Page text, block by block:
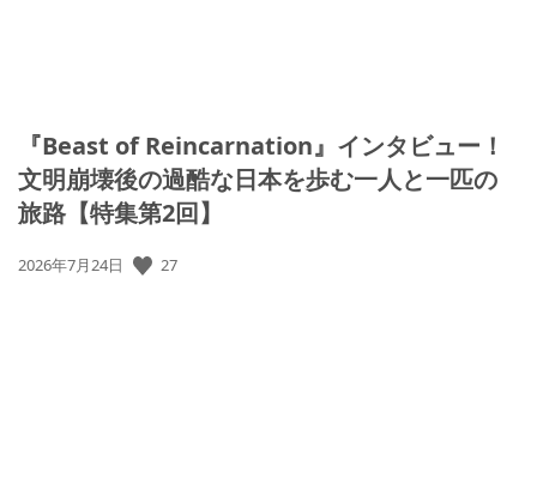
『Beast of Reincarnation』インタビュー！
文明崩壊後の過酷な日本を歩む一人と一匹の
旅路【特集第2回】
公
2026年7月24日 27